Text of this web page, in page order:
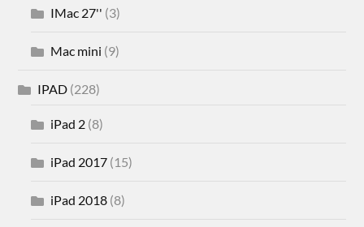
IMac 27'' (3)
Mac mini (9)
IPAD (228)
iPad 2 (8)
iPad 2017 (15)
iPad 2018 (8)